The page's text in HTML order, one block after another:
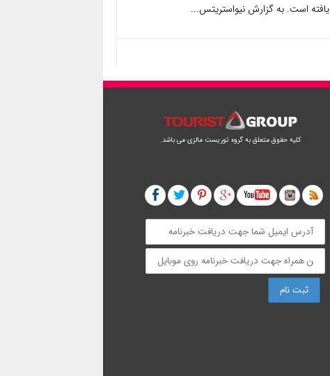
یافته است. به گزارش نیواستریتس...
کلیه حقوق متعلق به گروه توریست مالزی می باشد.